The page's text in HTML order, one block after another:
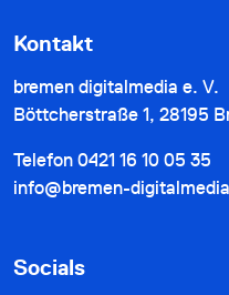
Kontakt
bremen digitalmedia e. V.
Böttcherstraße 1, 28195
Telefon 0421 16 10 05 35
info@bremen-
Socials